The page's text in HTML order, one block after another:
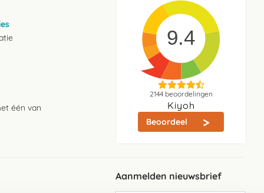
één van
9.4
2144beoordelingen
Kiyoh
Beoordeel
Aanmelden nieuwsbrief